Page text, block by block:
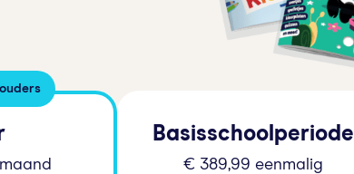
Basisschoolperiode
€ 389,99 eenmalig